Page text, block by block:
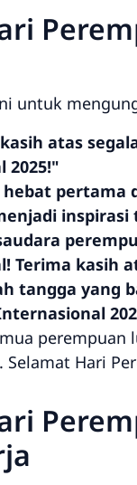
untuk
atas
2025!"
pertama
Terima kasih
tangga yang
perempuan
Selamat Hari